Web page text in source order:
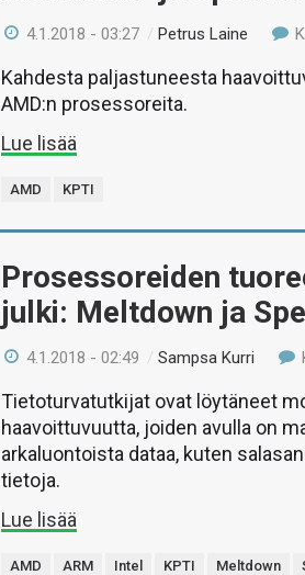
4.1.2018 - 03:27 /Petrus Laine
Kahdesta paljastuneesta
AMD:n prosessoreita.
Lue lisää
AMD KPTI
Prosessoreiden
julki: Meltdown ja
4.1.2018 - 02:49 /Sampsa Kurri
Tietoturvatutkijat ovat löytäneet
haavoittuvuutta, joiden avulla on
arkaluontoista dataa, kuten
tietoja.
Lue lisää
AMD ARM Intel KPTI Meltdown